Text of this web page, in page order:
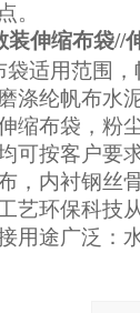
。
装伸缩布袋//
袋适用范围
涤纶帆布水
缩布袋，粉
可按客户要
，内衬钢丝
艺环保科技
用途广泛：